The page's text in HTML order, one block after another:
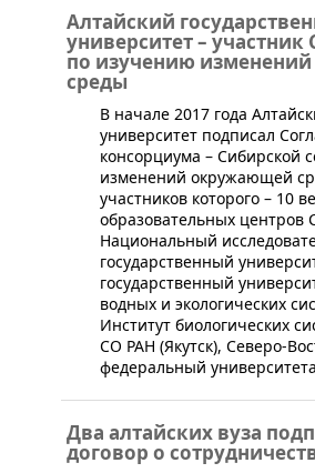
Алтайский
университет – участник
по изучению
среды
В начале 2017 года
университет подписал
консорциума – Сибирской
изменений окружающей
участников которого – 10
образовательных центров
Национальный
государственный
государственный
водных и экологических
Институт биологических
СО РАН (Якутск), Северо-
федеральный
Два алтайских вуза
договор о